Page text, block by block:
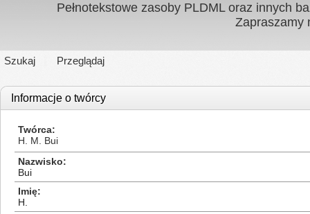
Pełnotekstowe zasoby PLDML oraz innych
Zapraszamy
Szukaj Przeglądaj
Informacje o twórcy
Twórca
H. M. Bui
Nazwisko
Bui
Imię
H.